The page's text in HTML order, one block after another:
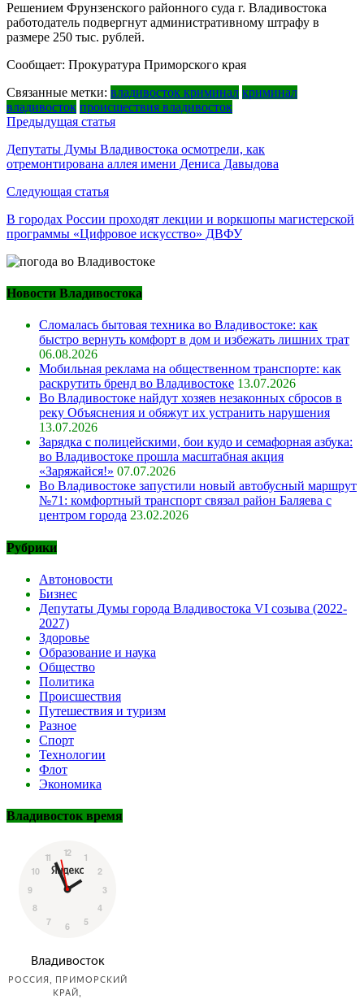
Решением Фрунзенского районного суда г. Владивостока
работодатель подвергнут административному штрафу в
размере 250 тыс. рублей.
Сообщает: Прокуратура Приморского края
Связанные метки: владивосток криминал криминал
владивосток происшествия владивосток
Навигация
по
записям
Предыдущая статья
Депутаты Думы Владивостока осмотрели, как
отремонтирована аллея имени Дениса Давыдова
Следующая статья
В городах России проходят лекции и воркшопы магистерской
программы «Цифровое искусство» ДВФУ
Новости Владивостока
Сломалась бытовая техника во Владивостоке: как
быстро вернуть комфорт в дом и избежать лишних трат
06.08.2026
Мобильная реклама на общественном транспорте: как
раскрутить бренд во Владивостоке 13.07.2026
Во Владивостоке найдут хозяев незаконных сбросов в
реку Объяснения и обяжут их устранить нарушения
13.07.2026
Зарядка с полицейскими, бои кудо и семафорная азбука:
во Владивостоке прошла масштабная акция
«Заряжайся!» 07.07.2026
Во Владивостоке запустили новый автобусный маршрут
№71: комфортный транспорт связал район Баляева с
центром города 23.02.2026
Рубрики
Автоновости
Бизнес
Депутаты Думы города Владивостока VI созыва (2022-
2027)
Здоровье
Образование и наука
Общество
Политика
Происшествия
Путешествия и туризм
Разное
Спорт
Технологии
Флот
Экономика
Владивосток время